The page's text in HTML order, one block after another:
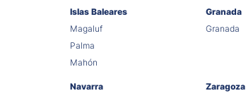
Islas Baleares
Magaluf
Palma
Mahón
Granada
Granada
Navarra
Zaragoza